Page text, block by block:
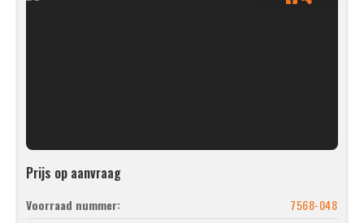
Prijs op aanvraag
Voorraad nummer:
7568-048